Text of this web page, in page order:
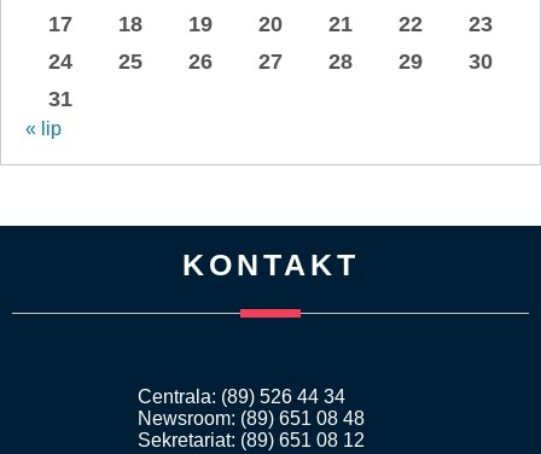
17
18 19 20 21 22
23
24
25 26 27 28 29
30
31
« lip
KONTAKT
Centrala: (89) 526 44 34
Newsroom: (89) 651 08 48
Sekretariat: (89) 651 08 12